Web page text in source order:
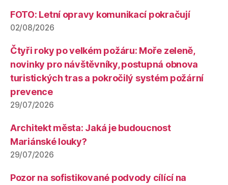
FOTO: Letní opravy komunikací pokračují
02/08/2026
Čtyři roky po velkém požáru: Moře zeleně,
novinky pro návštěvníky, postupná obnova
turistických tras a pokročilý systém požární
prevence
29/07/2026
Architekt města: Jaká je budoucnost
Mariánské louky?
29/07/2026
Pozor na sofistikované podvody cílící na